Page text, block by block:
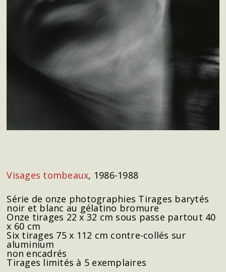
Visages tombeaux, 1986-1988
Série de onze photographies Tirages barytés
noir et blanc au gélatino bromure
Onze tirages 22 x 32 cm sous passe partout 40
x 60 cm
Six tirages 75 x 112 cm contre-collés sur
aluminium
non encadrés
Tirages limités à 5 exemplaires